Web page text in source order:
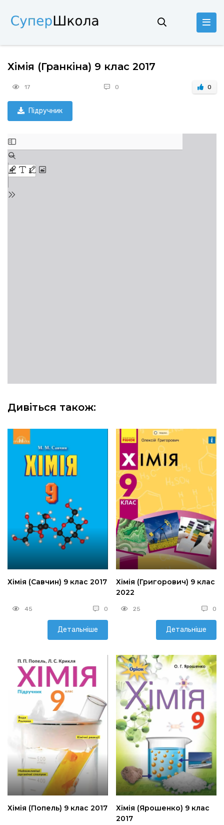
Хімія (Гранкіна) 9 клас 2017
17 0 0
Підручник
Дивіться також:
Хімія (Савчин) 9 клас 2017
45 0
Детальніше
Хімія (Григорович) 9 клас
2022
25 0
Детальніше
Хімія (Попель) 9 клас 2017
Хімія (Ярошенко) 9 клас
2017